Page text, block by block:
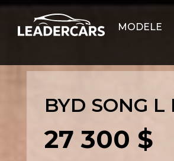
MODELE
BYD SONG L
27 300 $